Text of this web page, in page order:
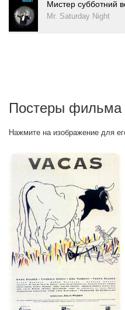
Мистер субботний
Mr. Saturday Night
Постеры фильма
Нажмите на изображение для